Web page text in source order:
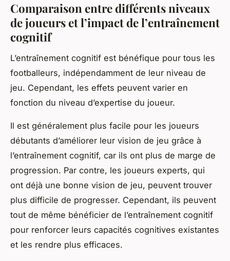
Comparaison entre différents niveaux
de joueurs et l’impact de l’entraînement
cognitif
L’entraînement cognitif est bénéfique pour tous les
footballeurs, indépendamment de leur niveau de
jeu. Cependant, les effets peuvent varier en
fonction du niveau d’expertise du joueur.
Il est généralement plus facile pour les joueurs
débutants d’améliorer leur vision de jeu grâce à
l’entraînement cognitif, car ils ont plus de marge de
progression. Par contre, les joueurs experts, qui
ont déjà une bonne vision de jeu, peuvent trouver
plus difficile de progresser. Cependant, ils peuvent
tout de même bénéficier de l’entraînement cognitif
pour renforcer leurs capacités cognitives existantes
et les rendre plus efficaces.